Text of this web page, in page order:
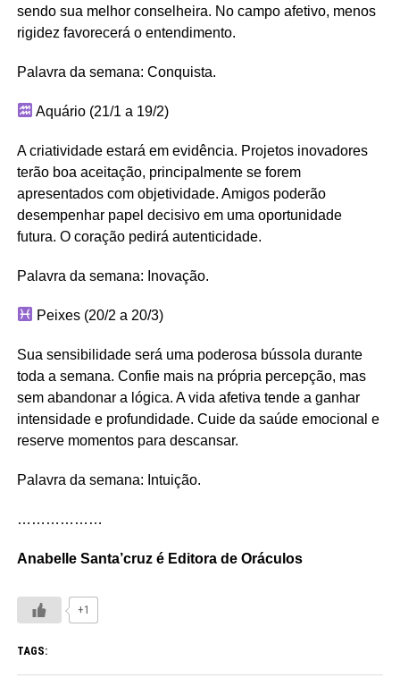
sendo sua melhor conselheira. No campo afetivo, menos
rigidez favorecerá o entendimento.
Palavra da semana: Conquista.
Aquário (21/1 a 19/2)
A criatividade estará em evidência. Projetos inovadores
terão boa aceitação, principalmente se forem
apresentados com objetividade. Amigos poderão
desempenhar papel decisivo em uma oportunidade
futura. O coração pedirá autenticidade.
Palavra da semana: Inovação.
Peixes (20/2 a 20/3)
Sua sensibilidade será uma poderosa bússola durante
toda a semana. Confie mais na própria percepção, mas
sem abandonar a lógica. A vida afetiva tende a ganhar
intensidade e profundidade. Cuide da saúde emocional e
reserve momentos para descansar.
Palavra da semana: Intuição.
………………
Anabelle Santa’cruz é Editora de Oráculos
+1
TAGS: